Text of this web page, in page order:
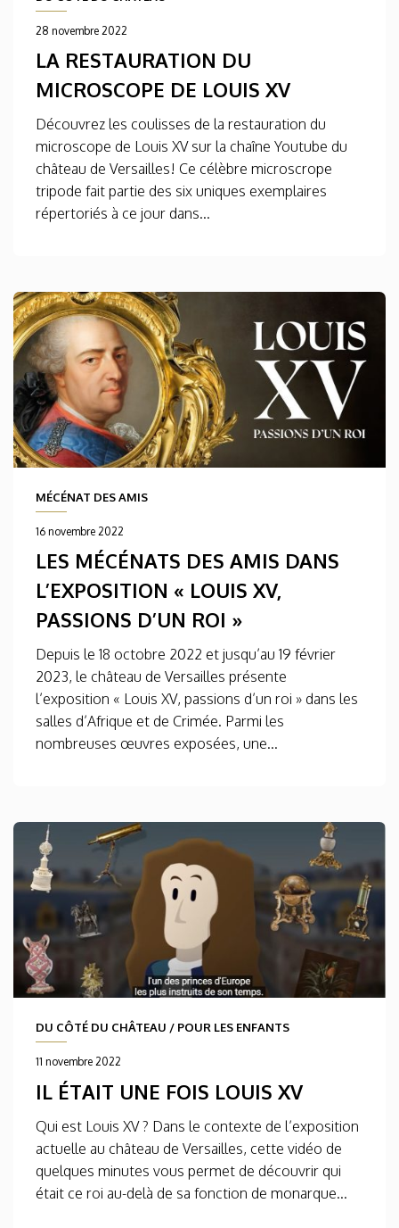
28 novembre 2022
LA RESTAURATION DU
MICROSCOPE DE LOUIS XV
Découvrez les coulisses de la restauration du
microscope de Louis XV sur la chaîne Youtube du
château de Versailles! Ce célèbre microscrope
tripode fait partie des six uniques exemplaires
répertoriés à ce jour dans...
MÉCÉNAT DES AMIS
16 novembre 2022
LES MÉCÉNATS DES AMIS DANS
L’EXPOSITION « LOUIS XV,
PASSIONS D’UN ROI »
Depuis le 18 octobre 2022 et jusqu’au 19 février
2023, le château de Versailles présente
l’exposition « Louis XV, passions d’un roi » dans les
salles d’Afrique et de Crimée. Parmi les
nombreuses œuvres exposées, une...
DU CÔTÉ DU CHÂTEAU / POUR LES ENFANTS
11 novembre 2022
IL ÉTAIT UNE FOIS LOUIS XV
Qui est Louis XV ? Dans le contexte de l’exposition
actuelle au château de Versailles, cette vidéo de
quelques minutes vous permet de découvrir qui
était ce roi au-delà de sa fonction de monarque...